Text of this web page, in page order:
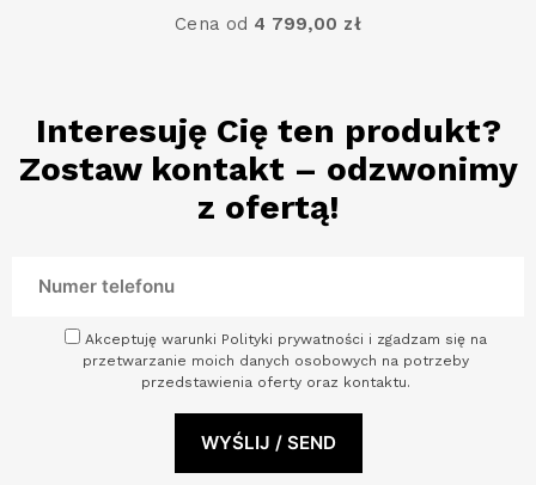
Cena od 4 799,00 zł
Interesuję Cię ten produkt?
Zostaw kontakt – odzwonimy
z ofertą!
Akceptuję warunki Polityki prywatności i zgadzam się na
przetwarzanie moich danych osobowych na potrzeby
przedstawienia oferty oraz kontaktu.